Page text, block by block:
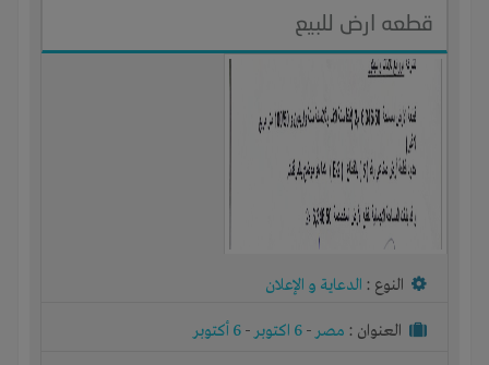
قطعه ارض للبيع
النوع : الدعاية و الإعلان
العنوان : مصر- 6 اكتوبر - 6 أكتوبر